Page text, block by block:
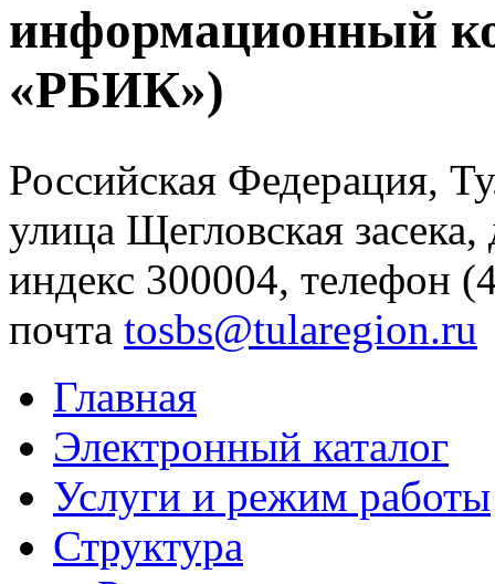
информационный
«РБИК»)
Российская Федерация,
улица Щегловская
индекс 300004, телефон
почта tosbs@tularegion.ru
Главная
Электронный каталог
Услуги и режим работы
Структура